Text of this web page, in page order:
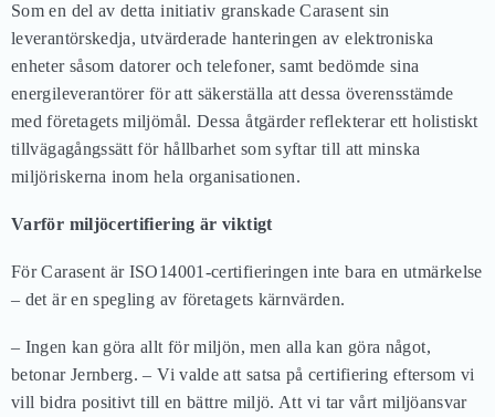
Som en del av detta initiativ granskade Carasent sin
leverantörskedja, utvärderade hanteringen av elektroniska
enheter såsom datorer och telefoner, samt bedömde sina
energileverantörer för att säkerställa att dessa överensstämde
med företagets miljömål. Dessa åtgärder reflekterar ett holistiskt
tillvägagångssätt för hållbarhet som syftar till att minska
miljöriskerna inom hela organisationen.
Varför miljöcertifiering är viktigt
För Carasent är ISO14001-certifieringen inte bara en utmärkelse
– det är en spegling av företagets kärnvärden.
– Ingen kan göra allt för miljön, men alla kan göra något,
betonar Jernberg. – Vi valde att satsa på certifiering eftersom vi
vill bidra positivt till en bättre miljö. Att vi tar vårt miljöansvar